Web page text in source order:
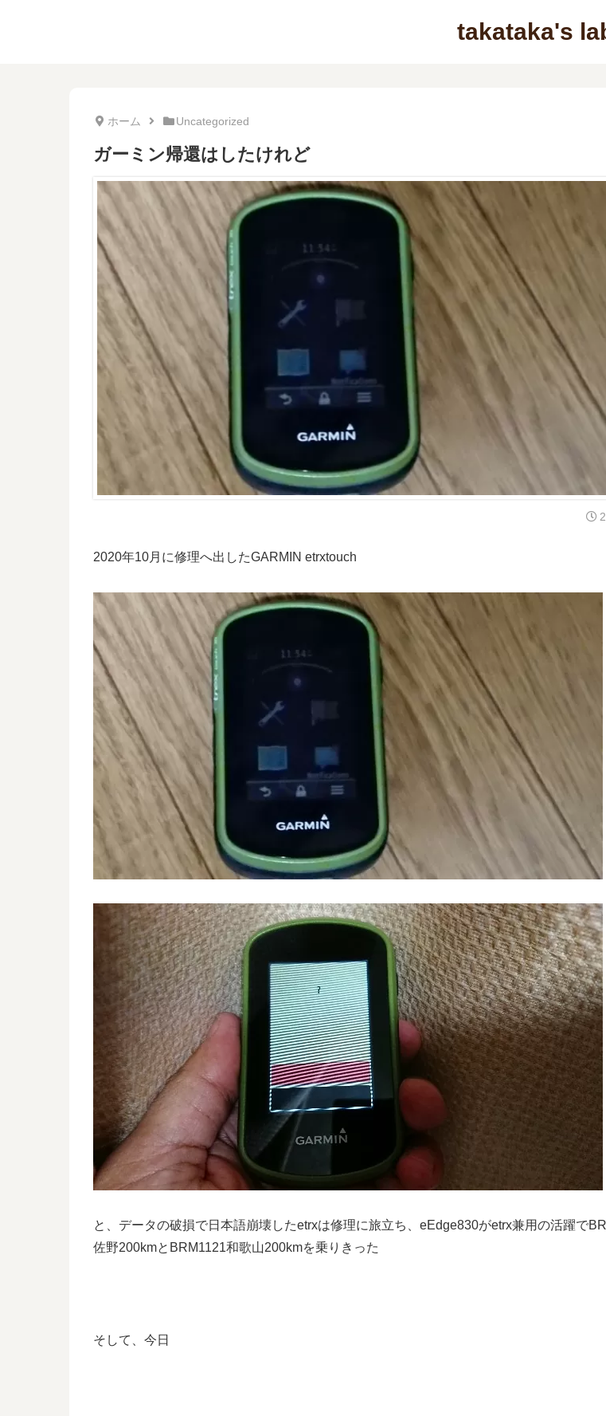
takataka's
ホーム Uncategorized
ガーミン帰還はしたけれど
2020年10月に修理へ出したGARMIN etrxtouch
と、データの破損で日本語崩壊したetrxは修理に旅立ち、eEdge830がetrx兼用の活躍で
佐野200kmとBRM1121和歌山200kmを乗りきった
そして、今日